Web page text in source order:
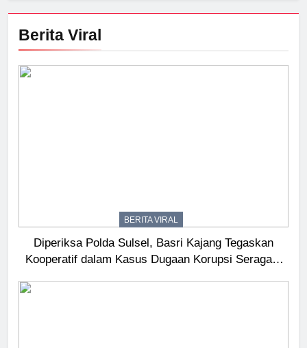
Berita Viral
BERITA VIRAL
Diperiksa Polda Sulsel, Basri Kajang Tegaskan
Kooperatif dalam Kasus Dugaan Korupsi Seragam